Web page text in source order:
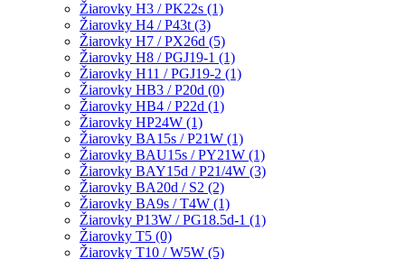
Žiarovky H3 / PK22s (1)
Žiarovky H4 / P43t (3)
Žiarovky H7 / PX26d (5)
Žiarovky H8 / PGJ19-1 (1)
Žiarovky H11 / PGJ19-2 (1)
Žiarovky HB3 / P20d (0)
Žiarovky HB4 / P22d (1)
Žiarovky HP24W (1)
Žiarovky BA15s / P21W (1)
Žiarovky BAU15s / PY21W (1)
Žiarovky BAY15d / P21/4W (3)
Žiarovky BA20d / S2 (2)
Žiarovky BA9s / T4W (1)
Žiarovky P13W / PG18.5d-1 (1)
Žiarovky T5 (0)
Žiarovky T10 / W5W (5)